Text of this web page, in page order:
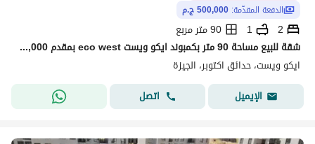
الدفعة المقدّمة: 500,000 ج.م
2
1
90 متر مربع
شقة للبيع مساحة 90 متر بكمبوند ايكو ويست eco west بمقدم 500,000 استلام 10 شهور وأقساط علي 5 سنوات بأميز فيو بالكمبوند وأفضل شركة بالماركت و سابقة أعمال حدائق اكتوبر
ايكو ويست، حدائق اكتوبر، الجيزة
الإيميل
اتصل